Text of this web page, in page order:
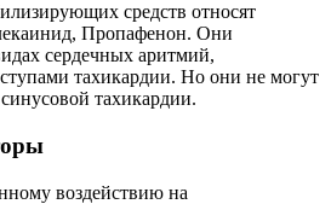
средств относят
Пропафенон. Они
сердечных аритмий,
тахикардии. Но они не могут
тахикардии.
воздействию на